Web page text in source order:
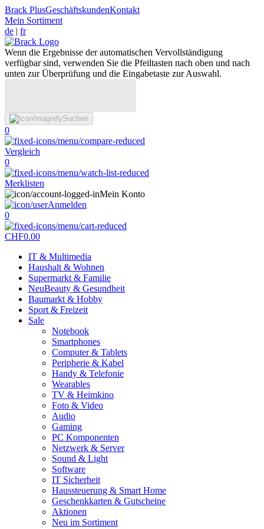
Brack PlusGeschäftskundenKontakt
Mein Sortiment
de | fr
Wenn die Ergebnisse der automatischen Vervollständigung
verfügbar sind, verwenden Sie die Pfeiltasten nach oben und nach
unten zur Überprüfung und die Eingabetaste zur Auswahl.
Suchen
0
Vergleich
0
Merklisten
Mein Konto
Anmelden
0
CHF0.00
IT & Multimedia
Haushalt & Wohnen
Supermarkt & Familie
NeuBeauty & Gesundheit
Baumarkt & Hobby
Sport & Freizeit
Sale
Notebook
Smartphones
Computer & Tablets
Peripherie & Kabel
Handy & Telefonie
Wearables
TV & Heimkino
Foto & Video
Audio
Gaming
PC Komponenten
Netzwerk & Server
Sound & Light
Software
IT Sicherheit
Haussteuerung & Smart Home
Geschenkkarten & Gutscheine
Aktionen
Neu im Sortiment